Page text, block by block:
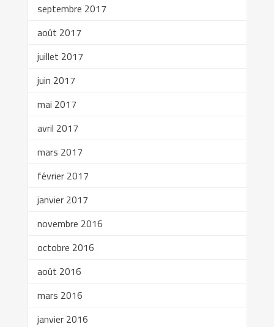
septembre 2017
août 2017
juillet 2017
juin 2017
mai 2017
avril 2017
mars 2017
février 2017
janvier 2017
novembre 2016
octobre 2016
août 2016
mars 2016
janvier 2016